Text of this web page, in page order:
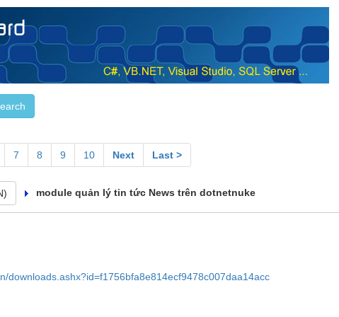
7 8 9 10 Next Last >
module quản lý tin tức News trên dotnetnuke
downloads.ashx?id=f1756bfa8e814ecf9478c007daa14acc